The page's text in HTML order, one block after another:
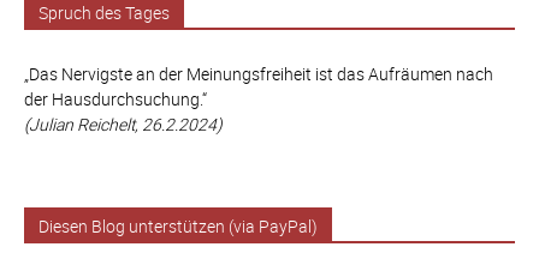
Spruch des Tages
„Das Nervigste an der Meinungsfreiheit ist das Aufräumen nach
der Hausdurchsuchung.“
(Julian Reichelt, 26.2.2024)
Diesen Blog unterstützen (via PayPal)